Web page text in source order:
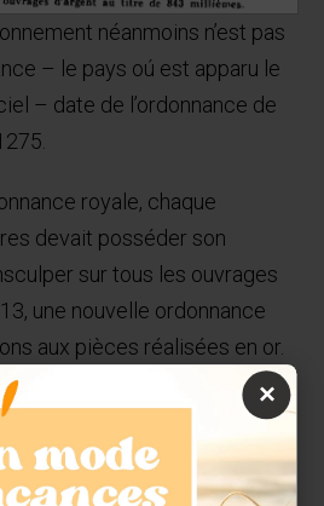
néanmoins n’est pas
– le pays oú est apparu le
– date de l’ordonnance de
royale, chaque
devait posséder son
sur tous les ouvrages
une nouvelle ordonnance
aux pièces réalisées en or.
à partir de cette époque, les
leur poincon propre et
siècle qu’apparaissent en
poinçons.
×